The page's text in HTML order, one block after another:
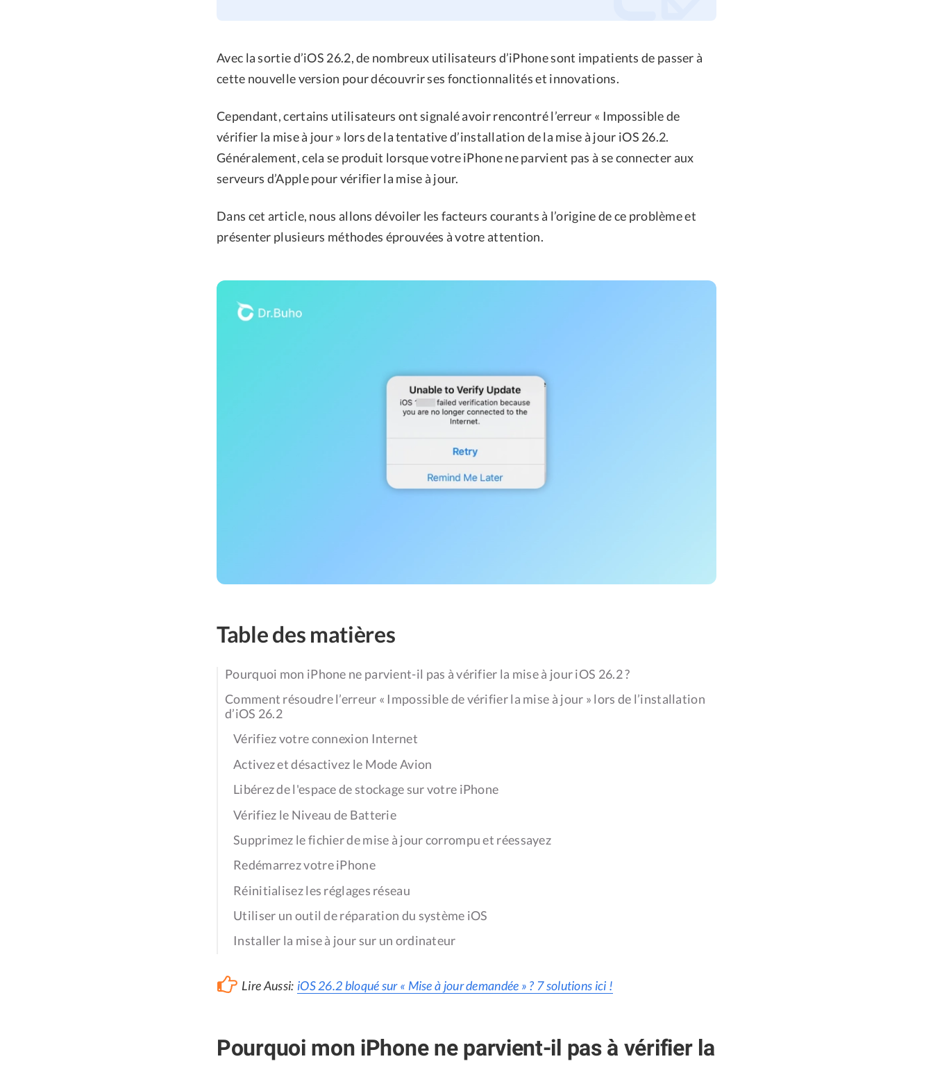
Avec la sortie d’iOS 26.2, de nombreux utilisateurs d’iPhone sont impatients de passer à
cette nouvelle version pour découvrir ses fonctionnalités et innovations.
Cependant, certains utilisateurs ont signalé avoir rencontré l’erreur « Impossible de
vérifier la mise à jour » lors de la tentative d’installation de la mise à jour iOS 26.2.
Généralement, cela se produit lorsque votre iPhone ne parvient pas à se connecter aux
serveurs d’Apple pour vérifier la mise à jour.
Dans cet article, nous allons dévoiler les facteurs courants à l’origine de ce problème et
présenter plusieurs méthodes éprouvées à votre attention.
Table des matières
Pourquoi mon iPhone ne parvient-il pas à vérifier la mise à jour iOS 26.2 ?
Comment résoudre l’erreur « Impossible de vérifier la mise à jour » lors de l’installation
d’iOS 26.2
Vérifiez votre connexion Internet
Activez et désactivez le Mode Avion
Libérez de l'espace de stockage sur votre iPhone
Vérifiez le Niveau de Batterie
Supprimez le fichier de mise à jour corrompu et réessayez
Redémarrez votre iPhone
Réinitialisez les réglages réseau
Utiliser un outil de réparation du système iOS
Installer la mise à jour sur un ordinateur
Lire Aussi: iOS 26.2 bloqué sur « Mise à jour demandée » ? 7 solutions ici !
Pourquoi mon iPhone ne parvient-il pas à vérifier la